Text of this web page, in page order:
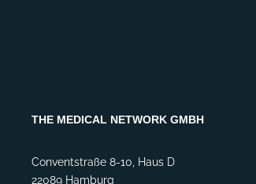
THE MEDICAL NETWORK GMBH
Conventstraße 8-10, Haus D
22089 Hamburg